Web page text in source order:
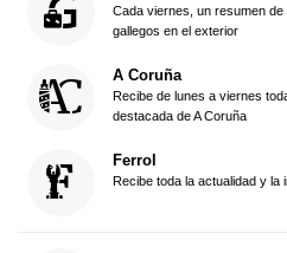
Cada viernes, un resumen
gallegos en el exterior
A Coruña
Recibe de lunes a viernes
destacada de A Coruña
Ferrol
Recibe toda la actualidad y la